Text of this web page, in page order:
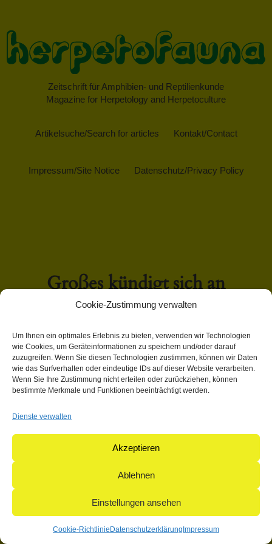
Cookie-Zustimmung verwalten
Um Ihnen ein optimales Erlebnis zu bieten, verwenden wir Technologien
wie Cookies, um Geräteinformationen zu speichern und/oder darauf
zuzugreifen. Wenn Sie diesen Technologien zustimmen, können wir Daten
wie das Surfverhalten oder eindeutige IDs auf dieser Website verarbeiten.
Wenn Sie Ihre Zustimmung nicht erteilen oder zurückziehen, können
bestimmte Merkmale und Funktionen beeinträchtigt werden.
Dienste verwalten
Akzeptieren
Ablehnen
Einstellungen ansehen
Cookie-Richtlinie Datenschutzerklärung Impressum
Zeitschrift für Amphibien- und Reptilienkunde
Magazine for Herpetology and Herpetoculture
Artikelsuche/Search for articles Kontakt/Contact
Impressum/Site Notice Datenschutz/Privacy Policy
Großes kündigt sich an
Hier bahnt sich etwas Großes an! Unser Shop ist in Arbeit
und wird bald veröffentlicht!
© 2004-2026: herpetofauna Verlags-GmbH | Postfach 11 10 |
71365 Weinstadt | Germany